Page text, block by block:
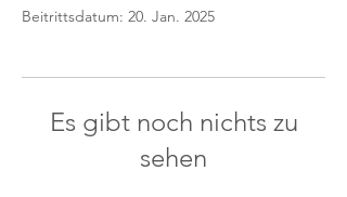
Beitrittsdatum: 20. Jan. 2025
Es gibt noch nichts zu
sehen